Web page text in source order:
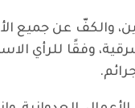
والكفّ عن جميع
وفقًا للرأي